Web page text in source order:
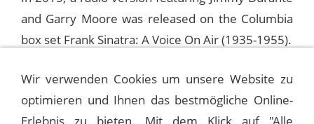
and Garry Moore was released on the Columbia
box set Frank Sinatra: A Voice On Air (1935-1955).
Frank Sinatra also performed the song on March
16, 1949, alongside Bob Hope and Dorothy Shay
Wir verwenden Cookies um unsere Website zu
optimieren und Ihnen das bestmögliche Online-